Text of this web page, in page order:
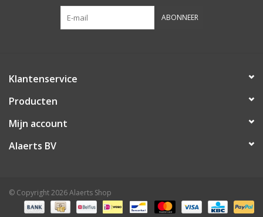
Cleaning-producten
Koffiemachines
Kantoorbenodigdheden
ABONNEER
Klantenservice
Producten
Mijn account
Alaerts BV
© Copyright 2026 Alaerts Shop